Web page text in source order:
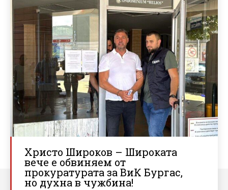
Христо Широков – Широката
вече е обвиняем от
прокуратурата за ВиК Бургас,
но духна в чужбина!